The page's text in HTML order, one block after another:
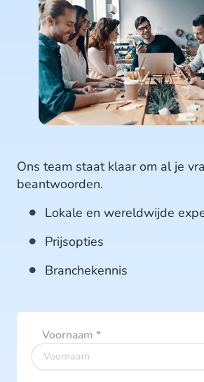
Ons team staat klaar om al je
beantwoorden.
Lokale en wereldwijde
Prijsopties
Branchekennis
Voornaam *